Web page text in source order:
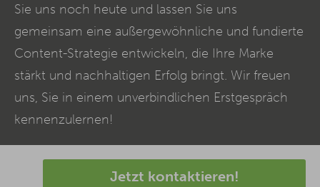
Sie uns noch heute und lassen Sie uns
gemeinsam eine außergewöhnliche und fundierte
Content-Strategie entwickeln, die Ihre Marke
stärkt und nachhaltigen Erfolg bringt. Wir freuen
uns, Sie in einem unverbindlichen Erstgespräch
kennenzulernen!
Jetzt kontaktieren!